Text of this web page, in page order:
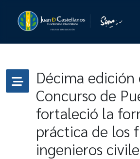
Décima edición
Concurso de
fortaleció la
práctica de los
ingenieros